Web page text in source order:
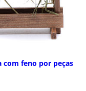
com feno por peças